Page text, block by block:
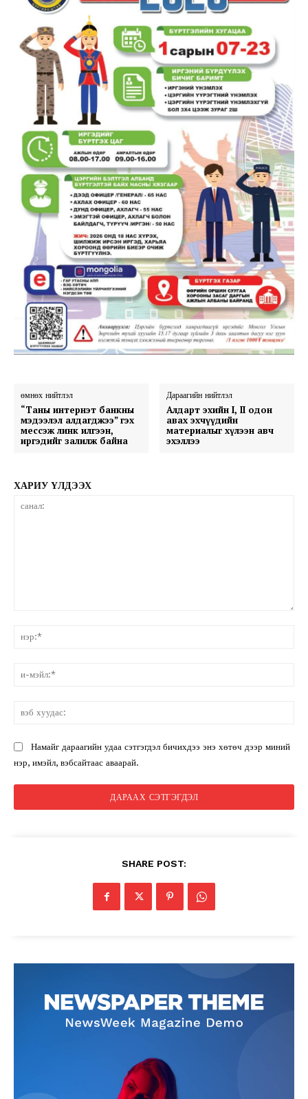
өмнөх нийтлэл
“Таны интернэт банкны
мэдээлэл алдагджээ” гэх
мессэж линк илгээн,
иргэдийг залилж байна
Дараагийн нийтлэл
Алдарт эхийн I, II одон
авах эхчүүдийн
материалыг хүлээн авч
эхэллээ
ХАРИУ ҮЛДЭЭХ
Намайг дараагийн удаа сэтгэгдэл бичихдээ энэ хөтөч дээр миний
нэр, имэйл, вэбсайтаас аваарай.
SHARE POST: